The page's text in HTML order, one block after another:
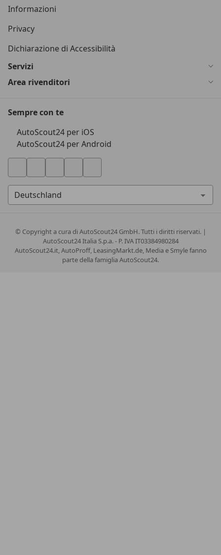
Informazioni
Privacy
Dichiarazione di Accessibilità
Servizi
Area rivenditori
Sempre con te
AutoScout24 per iOS
AutoScout24 per Android
© Copyrighta cura di AutoScout24 GmbH. Tutti i diritti riservati. |
AutoScout24 Italia S.p.a. - P. IVA IT03384980284
AutoScout24.it, AutoProff, LeasingMarkt.de, Media e Smyle fanno
parte della famiglia AutoScout24.